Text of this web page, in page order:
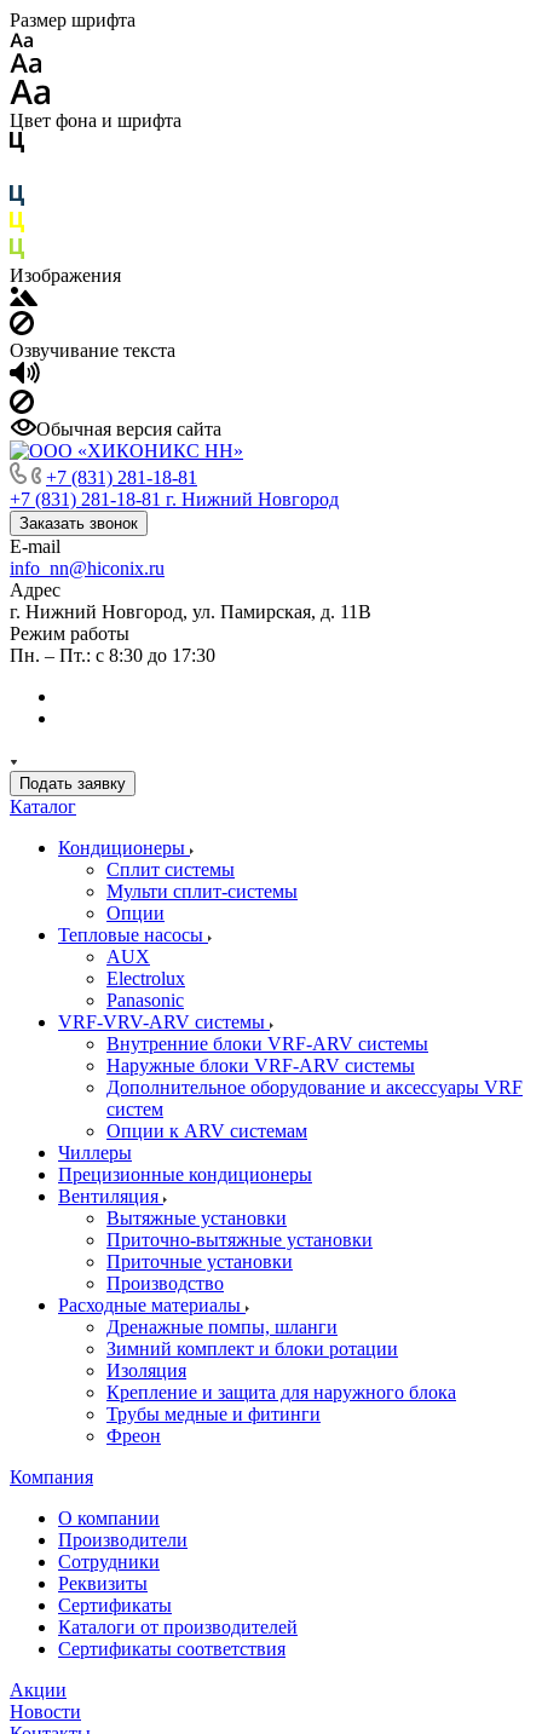
Размер шрифта
Цвет фона и шрифта
Изображения
Озвучивание текста
Обычная версия сайта
+7 (831) 281-18-81
+7 (831) 281-18-81 г. Нижний Новгород
Заказать звонок
E-mail
info_nn@hiconix.ru
Адрес
г. Нижний Новгород, ул. Памирская, д. 11В
Режим работы
Пн. – Пт.: с 8:30 до 17:30
Подать заявку
Каталог
Кондиционеры
Сплит системы
Мульти сплит-системы
Опции
Тепловые насосы
AUX
Electrolux
Panasonic
VRF-VRV-ARV системы
Внутренние блоки VRF-ARV системы
Наружные блоки VRF-ARV системы
Дополнительное оборудование и аксессуары VRF
систем
Опции к ARV системам
Чиллеры
Прецизионные кондиционеры
Вентиляция
Вытяжные установки
Приточно-вытяжные установки
Приточные установки
Производство
Расходные материалы
Дренажные помпы, шланги
Зимний комплект и блоки ротации
Изоляция
Крепление и защита для наружного блока
Трубы медные и фитинги
Фреон
Компания
О компании
Производители
Сотрудники
Реквизиты
Сертификаты
Каталоги от производителей
Сертификаты соответствия
Акции
Новости